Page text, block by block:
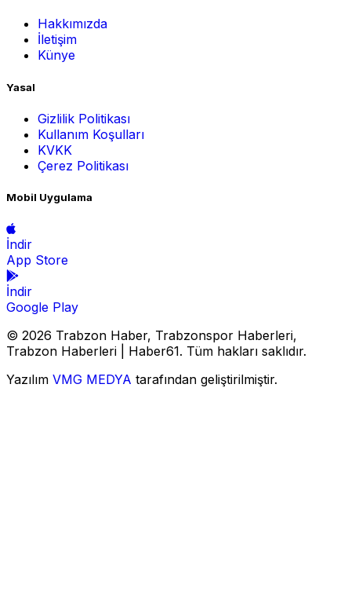
Hakkımızda
İletişim
Künye
Yasal
Gizlilik Politikası
Kullanım Koşulları
KVKK
Çerez Politikası
Mobil Uygulama
İndir
App Store
İndir
Google Play
© 2026 Trabzon Haber, Trabzonspor Haberleri,
Trabzon Haberleri | Haber61. Tüm hakları saklıdır.
Yazılım VMG MEDYA tarafından geliştirilmiştir.